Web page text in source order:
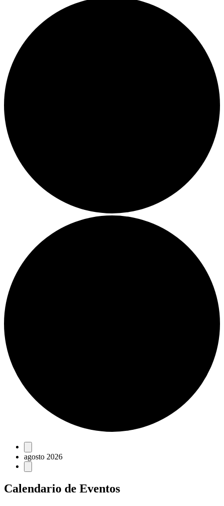
Eventos
agosto 2026
Calendario de Eventos